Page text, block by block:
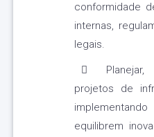
conformidade
internas,
legais.
projetos de
equilibrem